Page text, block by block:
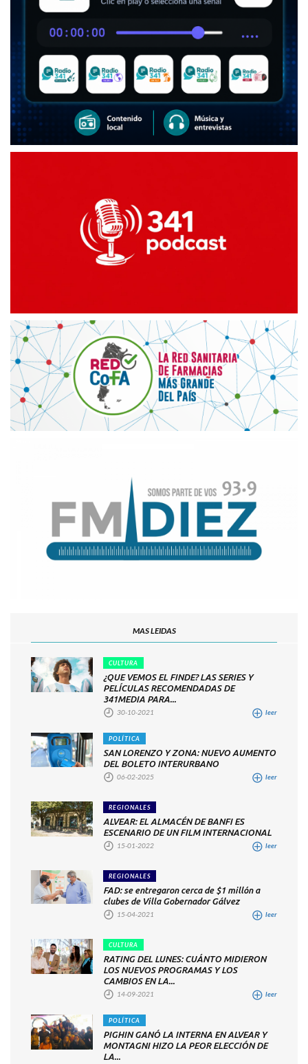
MAS LEIDAS
CULTURA
¿QUE VEMOS EL FINDE? LAS SERIES Y
PELÍCULAS RECOMENDADAS DE
341MEDIA PARA...
30-10-2021 leer
POLÍTICA
SAN LORENZO Y ZONA: NUEVO AUMENTO
DEL BOLETO INTERURBANO
06-02-2025 leer
REGIONALES
ALVEAR: EL ALMACÉN DE BANFI ES
ESCENARIO DE UN FILM INTERNACIONAL
15-01-2022 leer
REGIONALES
FAD: se entregaron cerca de $1 millón a
clubes de Villa Gobernador Gálvez
15-04-2021 leer
CULTURA
RATING DEL LUNES: CUÁNTO MIDIERON
LOS NUEVOS PROGRAMAS Y LOS
CAMBIOS EN LA...
14-09-2021 leer
POLÍTICA
PIGHIN GANÓ LA INTERNA EN ALVEAR Y
MONTAGNI HIZO LA PEOR ELECCIÓN DE
LA...